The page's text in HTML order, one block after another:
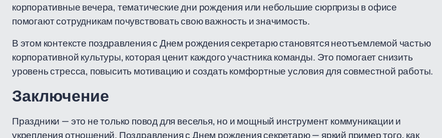
корпоративные вечера, тематические дни рождения или небольшие сюрпризы в офисе
помогают сотрудникам почувствовать свою важность и значимость.
В этом контексте поздравления с Днем рождения секретарю становятся неотъемлемой частью
корпоративной культуры, которая ценит каждого участника команды. Это помогает снизить
уровень стресса, повысить мотивацию и создать комфортные условия для совместной работы.
Заключение
Праздники — это не только повод для веселья, но и мощный инструмент коммуникации и
укрепления отношений. Поздравления с Днем рождения секретарю — яркий пример того, как